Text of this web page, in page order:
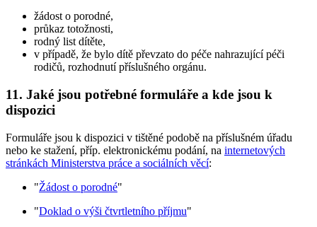
žádost o porodné,
průkaz totožnosti,
rodný list dítěte,
v případě, že bylo dítě převzato do péče nahrazující péči
rodičů, rozhodnutí příslušného orgánu.
11. Jaké jsou potřebné formuláře a kde jsou k
dispozici
Formuláře jsou k dispozici v tištěné podobě na příslušném úřadu
nebo ke stažení, příp. elektronickému podání, na internetových
stránkách Ministerstva práce a sociálních věcí:
"Žádost o porodné"
"Doklad o výši čtvrtletního příjmu"